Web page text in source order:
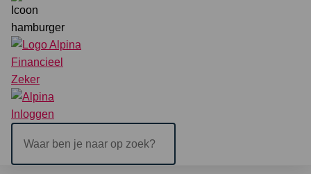
Schade melden
Service & contact
Zoeken
Inloggen
ben
je